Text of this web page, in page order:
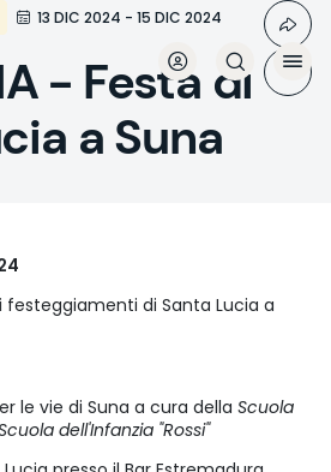
13 DIC 2024 - 15 DIC 2024
- Festa di
a Suna
di Santa Lucia a
le vie di Suna a cura della Scuola
dell'Infanzia "Rossi"